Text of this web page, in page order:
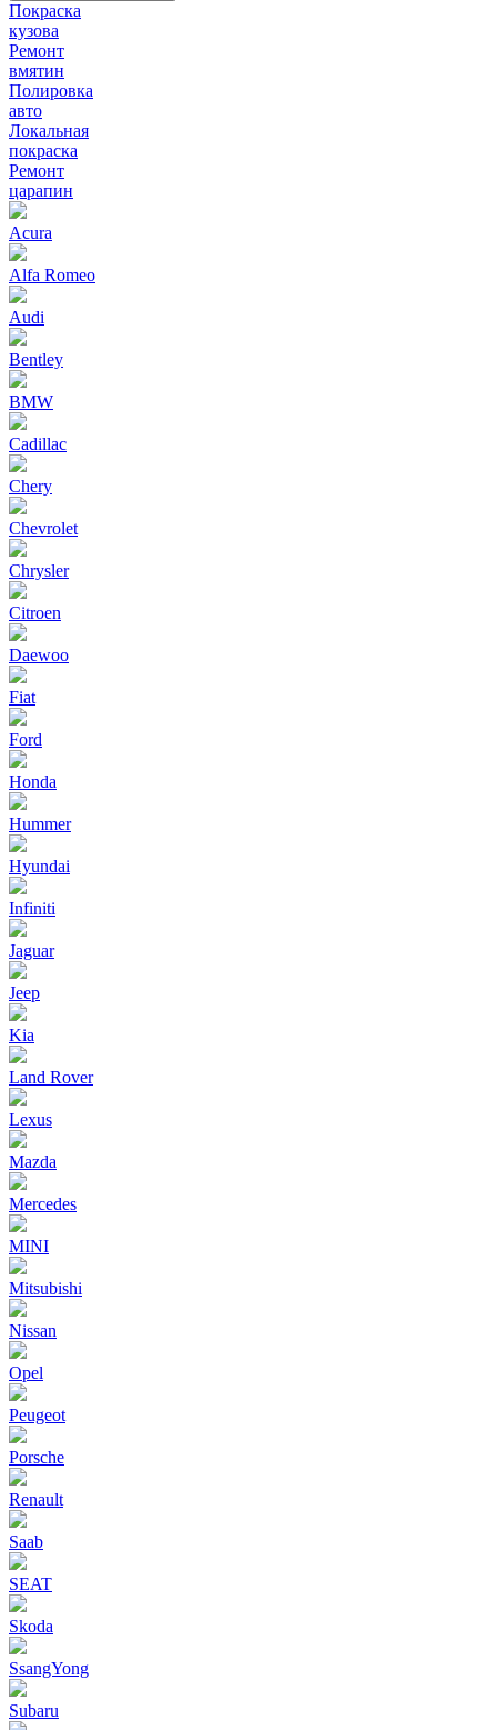
Покраска
кузова
Ремонт
вмятин
Полировка
авто
Локальная
покраска
Ремонт
царапин
Acura
Alfa Romeo
Audi
Bentley
BMW
Cadillac
Chery
Chevrolet
Chrysler
Citroen
Daewoo
Fiat
Ford
Honda
Hummer
Hyundai
Infiniti
Jaguar
Jeep
Kia
Land Rover
Lexus
Mazda
Mercedes
MINI
Mitsubishi
Nissan
Opel
Peugeot
Porsche
Renault
Saab
SEAT
Skoda
SsangYong
Subaru